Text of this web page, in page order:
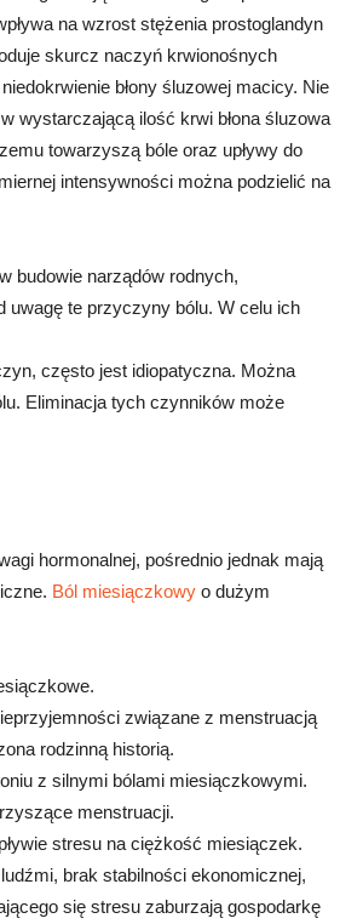
na wzrost stężenia prostoglandyn
skurcz naczyń krwionośnych
błony śluzowej macicy. Nie
wystarczającą ilość krwi błona śluzowa
towarzyszą bóle oraz upływy do
intensywności można podzielić na
budowie narządów rodnych,
uwagę te przyczyny bólu. W celu ich
często jest idiopatyczna. Można
Eliminacja tych czynników może
hormonalnej, pośrednio jednak mają
Ból miesiączkowy o dużym
związane z menstruacją
rodzinną historią.
z silnymi bólami miesiączkowymi.
menstruacji.
stresu na ciężkość miesiączek.
brak stabilności ekonomicznej,
się stresu zaburzają gospodarkę